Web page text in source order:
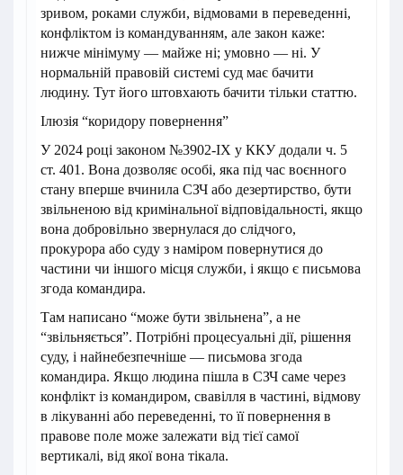
зривом, роками служби, відмовами в переведенні,
конфліктом із командуванням, але закон каже:
нижче мінімуму — майже ні; умовно — ні. У
нормальній правовій системі суд має бачити
людину. Тут його штовхають бачити тільки статтю.
Ілюзія “коридору повернення”
У 2024 році законом №3902-IX у ККУ додали ч. 5
ст. 401. Вона дозволяє особі, яка під час воєнного
стану вперше вчинила СЗЧ або дезертирство, бути
звільненою від кримінальної відповідальності, якщо
вона добровільно звернулася до слідчого,
прокурора або суду з наміром повернутися до
частини чи іншого місця служби, і якщо є письмова
згода командира.
Там написано “може бути звільнена”, а не
“звільняється”. Потрібні процесуальні дії, рішення
суду, і найнебезпечніше — письмова згода
командира. Якщо людина пішла в СЗЧ саме через
конфлікт із командиром, свавілля в частині, відмову
в лікуванні або переведенні, то її повернення в
правове поле може залежати від тієї самої
вертикалі, від якої вона тікала.